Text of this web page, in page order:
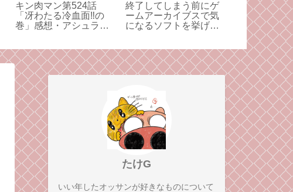
キン肉マン第524話
「冴わたる冷血面‼︎の
巻」感想・アシュラマ
師弟コンビが語る！
終了してしまう前にゲ
ームアーカイブスで気
になるソフトを挙げて
キン肉マン
「決めろ！
ドッキング‼
想：組体操
人が一番キ
たけG
いい年したオッサンが好きなものについて